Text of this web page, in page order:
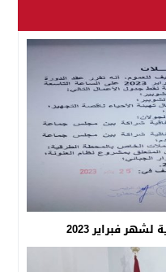
فبراير 2023